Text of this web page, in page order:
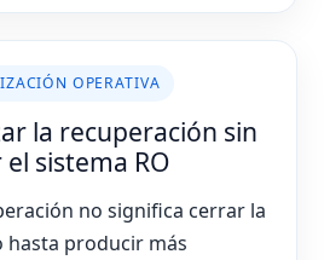
OPERATIVA
la recuperación sin
sistema RO
no significa cerrar la
hasta producir más